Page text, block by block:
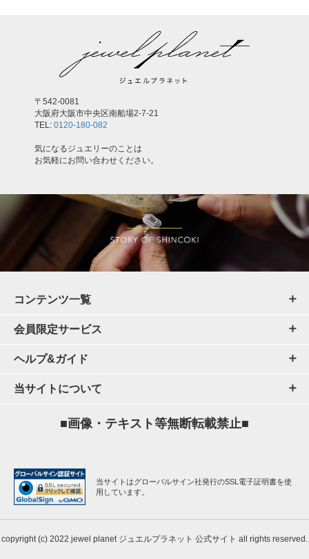
〒542-0081
大阪府大阪市中央区南船場2-7-21
TEL: 0120-180-082
気になるジュエリーのことは
お気軽にお問い合わせください。
コンテンツ一覧
会員限定サービス
ヘルプ&ガイド
当サイトについて
■画像・テキスト等無断転載禁止■
当サイトはグローバルサイン社発行のSSL電子証明書を使
用しています。
copyright (c) 2022 jewel planet ジュエルプラネット 公式サイト all rights reserved.